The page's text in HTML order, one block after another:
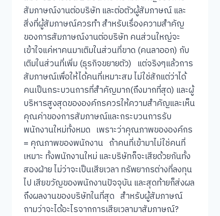
สัมภาษณ์งานต่อบริษัท และต่อตัวผู้สัมภาษณ์ และ
สิ่งที่ผู้สัมภาษณ์ควรทำ สำหรับเรื่องความสำคัญ
ของการสัมภาษณ์งานต่อบริษัท คนส่วนใหญ่จะ
เข้าใจแค่หาคนมาเติมในส่วนที่ขาด (คนลาออก) กับ
เติมในส่วนที่เพิ่ม (ธุรกิจขยายตัว) แต่จริงๆแล้วการ
สัมภาษณ์เพื่อให้ได้คนที่เหมาะสม ไม่ใช่สักแต่ว่าได้
คนเป็นกระบวนการที่สำคัญมาก(ถึงมากที่สุด) และผู้
บริหารสูงสุดขององค์กรควรให้ความสำคัญและเห็น
คุณค่าของการสัมภาษณ์และกระบวนการรับ
พนักงานใหม่ทั้งหมด เพราะว่าคุณภาพขององค์กร
= คุณภาพของพนักงาน ถ้าคนที่เข้ามาไม่ใช่คนที่
เหมาะ ทั้งพนักงานใหม่ และบริษัทก็จะเสียด้วยกันทั้ง
สองฝ่าย ไม่ว่าจะเป็นเสียเวลา ทรัพยากรต่างที่ลงทุน
ไป เสียขวัญของพนักงานปัจจุบัน และสุดท้ายก็ส่งผล
ถึงผลงานของบริษัทในที่สุด สำหรับผู้สัมภาษณ์
ถามว่าจะได้อะไรจากการเสียเวลามาสัมภาษณ์?